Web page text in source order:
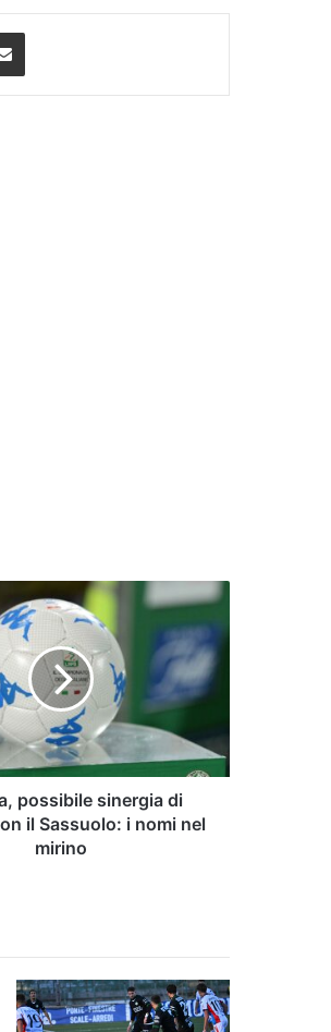
Condividi via Email
possibile sinergia di
il Sassuolo: i nomi nel
mirino